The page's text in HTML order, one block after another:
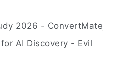
2026 - ConvertMate
AI Discovery - Evil